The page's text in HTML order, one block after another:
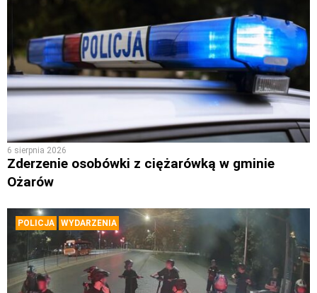
6 sierpnia 2026
Zderzenie osobówki z ciężarówką w gminie
Ożarów
POLICJA WYDARZENIA